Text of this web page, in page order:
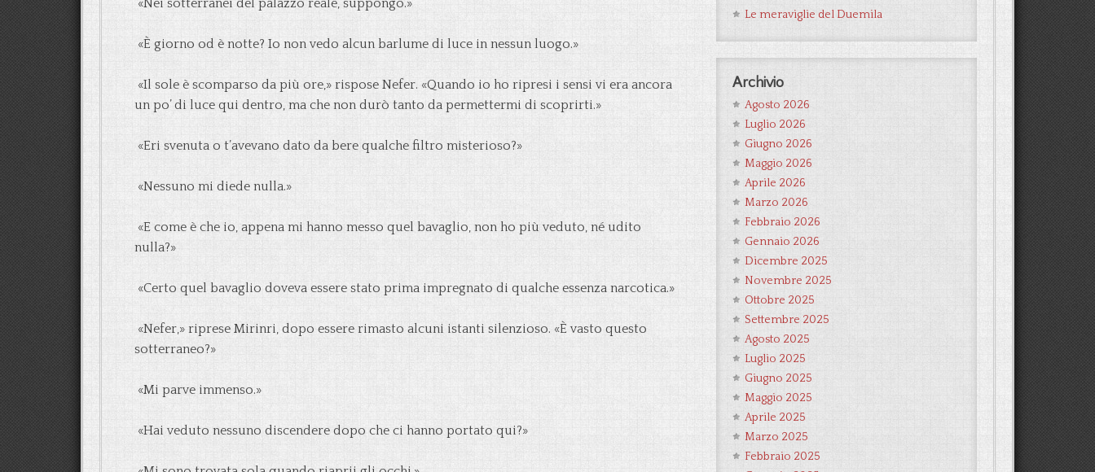
«Nei sotterranei del palazzo reale, suppongo.»
«È giorno od è notte? Io non vedo alcun barlume di luce in nessun luogo.»
«Il sole è scomparso da più ore,» rispose Nefer. «Quando io ho ripresi i sensi vi era ancora
un po’ di luce qui dentro, ma che non durò tanto da permettermi di scoprirti.»
«Eri svenuta o t’avevano dato da bere qualche filtro misterioso?»
«Nessuno mi diede nulla.»
«E come è che io, appena mi hanno messo quel bavaglio, non ho più veduto, né udito
nulla?»
«Certo quel bavaglio doveva essere stato prima impregnato di qualche essenza narcotica.»
«Nefer,» riprese Mirinri, dopo essere rimasto alcuni istanti silenzioso. «È vasto questo
sotterraneo?»
«Mi parve immenso.»
«Hai veduto nessuno discendere dopo che ci hanno portato qui?»
Le meraviglie del Duemila
Archivio
Agosto 2026
Luglio 2026
Giugno 2026
Maggio 2026
Aprile 2026
Marzo 2026
Febbraio 2026
Gennaio 2026
Dicembre 2025
Novembre 2025
Ottobre 2025
Settembre 2025
Agosto 2025
Luglio 2025
Giugno 2025
Maggio 2025
Aprile 2025
Marzo 2025
Febbraio 2025